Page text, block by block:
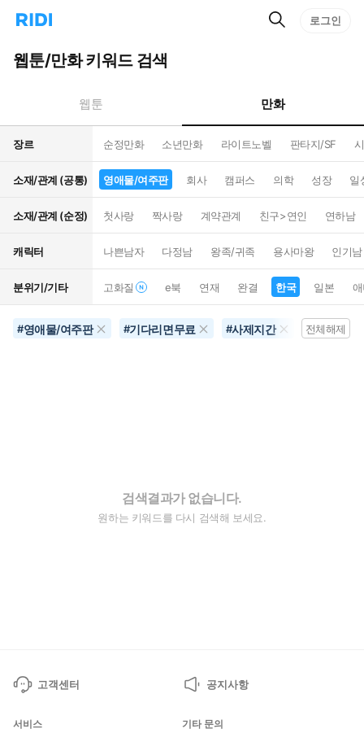
리
홈
으
턴
트
검
로그인
웹툰/만화 키워드 검색
웹툰 만화
장르 순정만화 소년만화 라이트노벨 판타지/SF
소재/관계 (공통) 영애물/여주판 회사 캠퍼스 의학 성장 일
소재/관계 (순정) 첫사랑 짝사랑 계약관계 친구>연인 연하남
캐릭터 나쁜남자 다정남 왕족/귀족 용사마왕 인기남
분위기/기타 고화질 e북 연재 완결 한국 일본
#영애물/여주판 #기다리면무료 #사제지간 #10권이상
전체해제
검색결과가 없습니다.
원하는 키워드를 다시 검색해 보세요.
고객센터 공지사항
서비스 기타 문의